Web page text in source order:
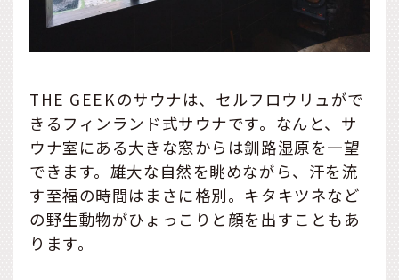
THE GEEKのサウナは、セルフロウリュがで
きるフィンランド式サウナです。なんと、サ
ウナ室にある大きな窓からは釧路湿原を一望
できます。雄大な自然を眺めながら、汗を流
す至福の時間はまさに格別。キタキツネなど
の野生動物がひょっこりと顔を出すこともあ
ります。